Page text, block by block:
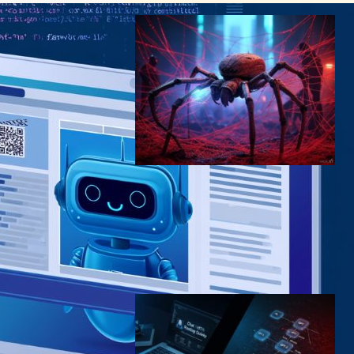
ChatGPT クローラーに重大
な脆弱性発覚 – DDoS攻撃と
プロンプトインジェクション
のリスクが浮上
サイバーセキュリティニュース
2025年1月20日8:03